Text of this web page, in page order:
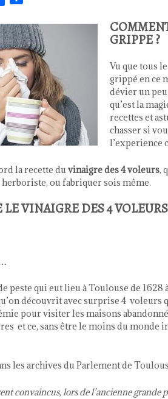
GRIPPE ?
Vu que tous
grippé en ce
dévier un
qu’est la
recettes et
chasser si
l’experience
la recette du vinaigre des 4 voleurs,
ou fabriquer sois même.
LE VINAIGRE DES 4
peste qui eut lieu à Toulouse de 1628
décou­vrit avec sur­prise 4 voleurs
pour vis­iter les maisons
et ce, sans être le moins du monde
les archives du Par­lement de
con­va­in­cus, lors de l’ancienne grande